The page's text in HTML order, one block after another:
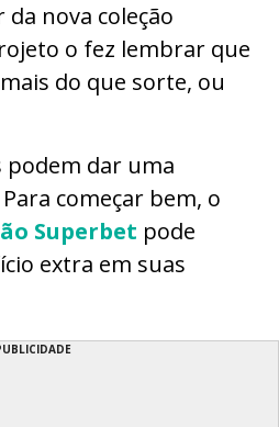
nova coleção
o fez lembrar que
do que sorte, ou
podem dar uma
começar bem, o
Superbet pode
extra em suas